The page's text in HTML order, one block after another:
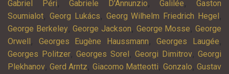
Gabriel Péri,Gabriele D'Annunzio,Galilée,Gaston
Soumialot, Georg Lukács, Georg Wilhelm Friedrich Hegel ,
George Berkeley,George Jackson, George Mosse,George
Orwell , Georges Eugène Haussmann,Georges Laugée,
Georges Politzer, Georges Sorel , Georgi Dimitrov, Georgi
Plekhanov,Gerd Arntz, Giacomo Matteotti, Gonzalo,Gustav